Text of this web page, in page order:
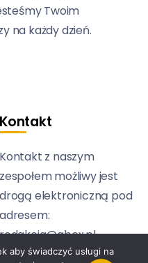
Twoim
na każdy dzień.
Kontakt
Kontakt z naszym
zespołem możliwy jest
drogą elektroniczną pod
adresem:
redakcja@abcx.pl
aby świadczyć usługi na